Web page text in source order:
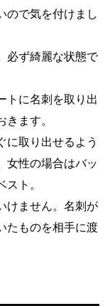
ので気を付けまし
必ず綺麗な状態で
トに名刺を取り出
ます。
に取り出せるよう
女性の場合はバッ
ト。
けません。名刺が
たものを相手に渡